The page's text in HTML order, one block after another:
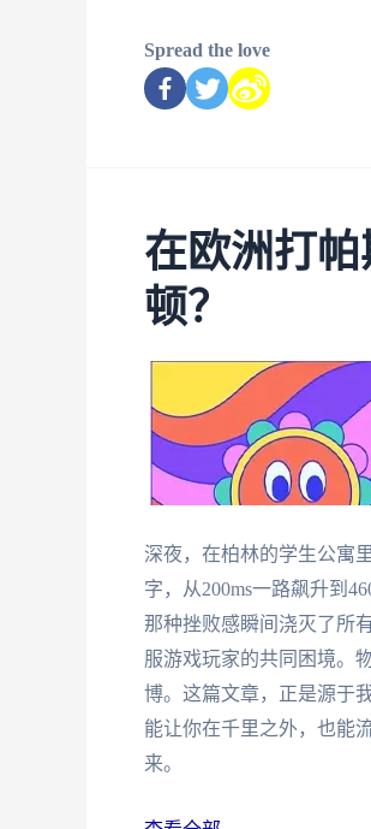
Spread the love
在欧洲打
顿？
深夜，在柏林的学生公寓
字，从200ms一路飙升到
那种挫败感瞬间浇灭了所
服游戏玩家的共同困境。
博。这篇文章，正是源于
能让你在千里之外，也能
来。